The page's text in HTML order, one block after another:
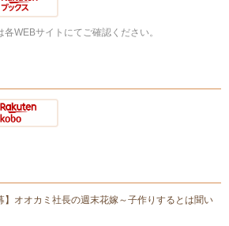
WEBサイトにてご確認ください。
】オオカミ社長の週末花嫁～子作りするとは聞い